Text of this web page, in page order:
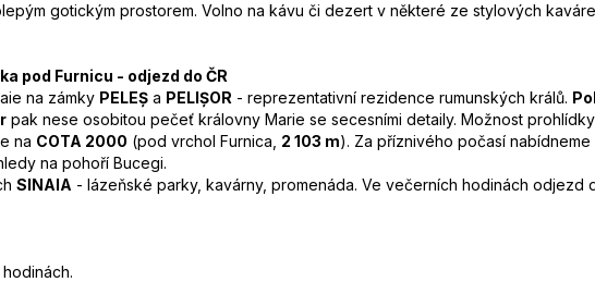
gotickým prostorem. Volno na kávu či dezert v některé ze stylových
pod Furnicu - odjezd do ČR
na zámky PELEȘ a PELIȘOR - reprezentativní rezidence rumunských králů.
pak nese osobitou pečeť královny Marie se secesními detaily. Možnost
na COTA 2000 (pod vrchol Furnica, 2 103 m). Za příznivého počasí
na pohoří Bucegi.
SINAIA - lázeňské parky, kavárny, promenáda. Ve večerních hodinách odjezd